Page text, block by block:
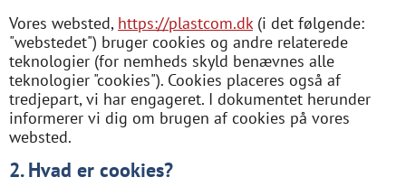
Vores websted, https://plastcom.dk(i det følgende:
"webstedet") bruger cookies og andre relaterede
teknologier (for nemheds skyld benævnes alle
teknologier "cookies"). Cookies placeres også af
tredjepart, vi har engageret. I dokumentet herunder
informerer vi dig om brugen af ​​cookies på vores
websted.
2. Hvad er cookies?